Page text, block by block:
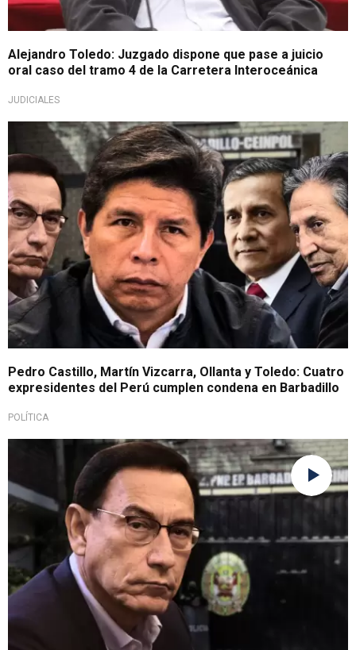
Alejandro Toledo: Juzgado dispone que pase a juicio
oral caso del tramo 4 de la Carretera Interoceánica
JUDICIALES
¡Vergüenza nacional y mundial!
Pedro Castillo, Martín Vizcarra, Ollanta y Toledo: Cuatro
expresidentes del Perú cumplen condena en Barbadillo
POLÍTICA